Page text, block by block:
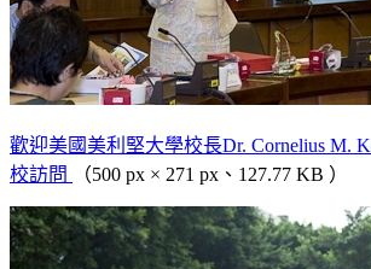
歡迎美國美利堅大學校長Dr. Cornelius M.
校訪問
（500 px × 271 px、127.77 KB ）